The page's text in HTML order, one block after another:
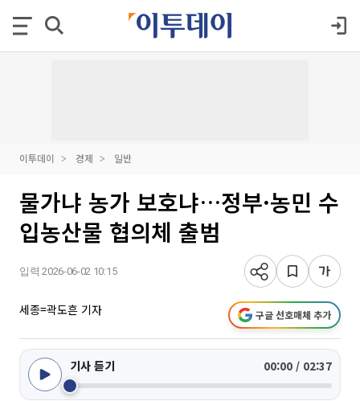
이투데이 경제 일반
물가냐 농가 보호냐…정부·농민 수
입농산물 협의체 출범
입력 2026-06-02 10:15
세종=곽도흔 기자 구글 선호매체 추가
기사 듣기 00:00 / 02:37